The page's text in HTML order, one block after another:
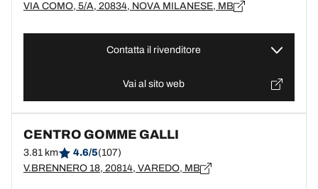
VIA COMO, 5/A, 20834, NOVA MILANESE, MB
Contatta il rivenditore
Vai al sito web
CENTRO GOMME GALLI
3.81 km 4.6/5(107)
V.BRENNERO 18, 20814, VAREDO, MB